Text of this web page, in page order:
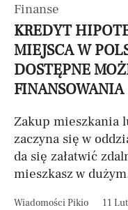
Finanse
KREDYT
MIEJSCA W
DOSTĘPNE
FINANSOWANIA
Zakup mieszkania
zaczyna się w
da się załatwić
mieszkasz w
Wiadomości Pikio 11